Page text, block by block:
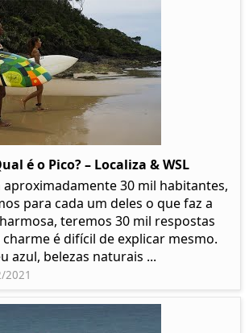
é o Pico? – Localiza & WSL​​
aproximadamente 30 mil habitantes,
para cada um deles o que faz a
teremos 30 mil respostas
é difícil de explicar mesmo.
azul, belezas naturais ...
2021